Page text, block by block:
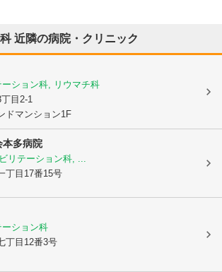
近隣の病院・クリニック
ション科, リウマチ科
目2-1
ドマンション1F
本多病院
リテーション科, ...
丁目17番15号
ション科
丁目12番3号